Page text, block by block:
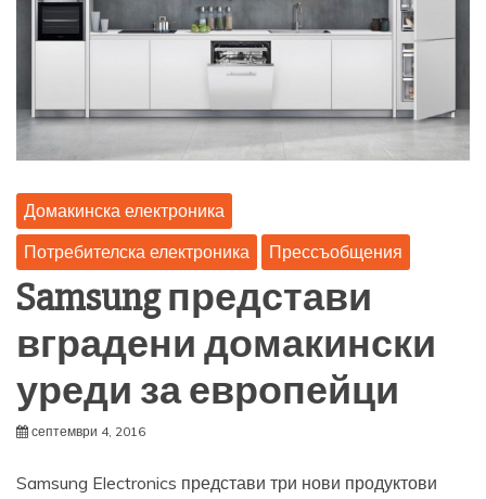
Домакинска електроника
Потребителска електроника
Прессъобщения
Samsung представи
вградени домакински
уреди за европейци
септември 4, 2016
Samsung Electronics представи три нови продуктови